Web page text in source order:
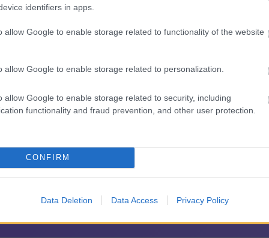
identifiers in apps.
allow Google to enable storage related to functionality of the website
allow Google to enable storage related to personalization.
allow Google to enable storage related to security, including
functionality and fraud prevention, and other user protection.
CONFIRM
Data Deletion Data Access Privacy Policy
του φερόμενου ηγετικού ζευγαριού. Μεταξύ
με σκοπό παρέμβαση σε διαδικασία «πόθεν
(όπως πολυτελές ακίνητο στην Κύθνο) και αγορές
σε ανοιχτή γραμμή με τον Πολίτη
παράπονα, καταγγελίες ή ιδέες για τη γειτονιά σου.